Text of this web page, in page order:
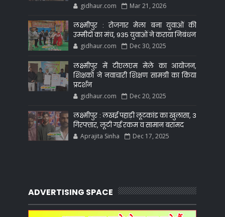
gidhaur.com Mar 21, 2026
लक्ष्मीपुर : रोजगार मेला बना युवाओं की
उम्मीदों का मंच, 935 युवाओं ने कराया निबंधन
gidhaur.com Dec 30, 2025
लक्ष्मीपुर में टीएलएम मेले का आयोजन,
शिक्षकों ने नवाचारी शिक्षण सामग्री का किया
प्रदर्शन
gidhaur.com Dec 20, 2025
लक्ष्मीपुर : लखई पहाड़ी लूटकांड का खुलासा, 3
गिरफ्तार, लूटी गई रकम व सामान बरामद
Aprajita Sinha Dec 17, 2025
ADVERTISING SPACE